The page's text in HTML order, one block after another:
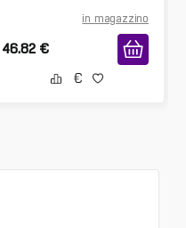
in magazzino
46.82 €